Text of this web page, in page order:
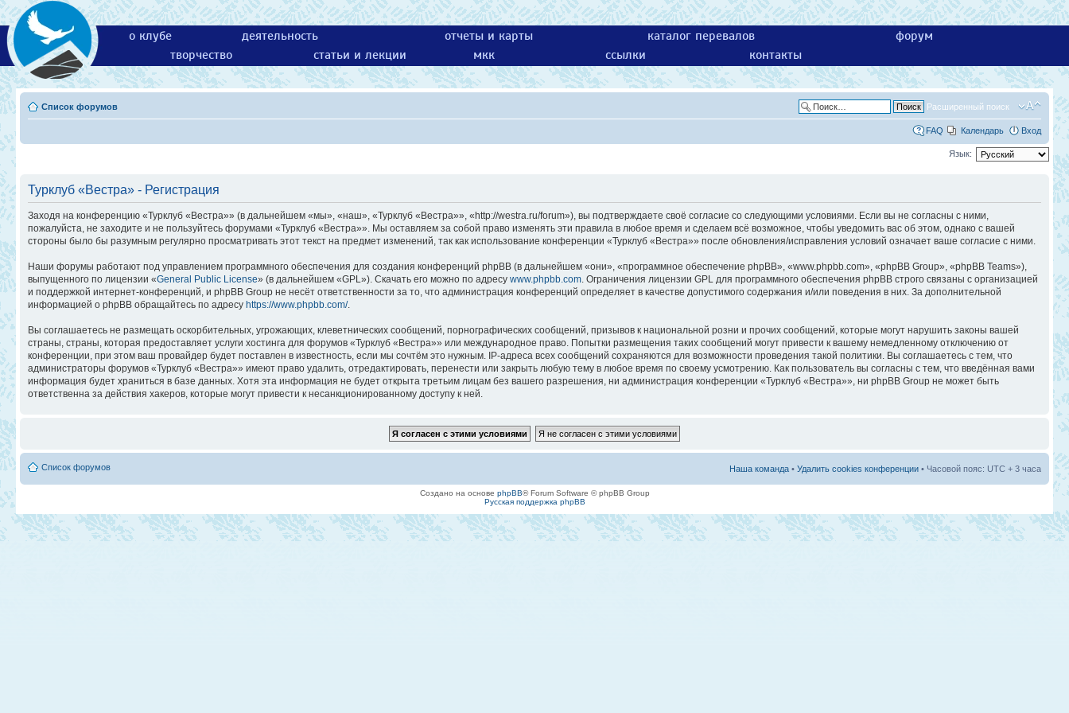
о клубе деятельность отчеты и карты каталог перевалов
форум
творчество
статьи и лекции мкк ссылки контакты
Список форумов Расширенный поиск
FAQ Календарь Вход
Язык:
Турклуб «Вестра» - Регистрация
Заходя на конференцию «Турклуб «Вестра»» (в дальнейшем «мы», «наш», «Турклуб «Вестра»», «http://westra.ru/forum»), вы подтверждаете своё согласие со следующими условиями. Если вы не согласны с ними,
пожалуйста, не заходите и не пользуйтесь форумами «Турклуб «Вестра»». Мы оставляем за собой право изменять эти правила в любое время и сделаем всё возможное, чтобы уведомить вас об этом, однако с вашей
стороны было бы разумным регулярно просматривать этот текст на предмет изменений, так как использование конференции «Турклуб «Вестра»» после обновления/исправления условий означает ваше согласие с ними.
Наши форумы работают под управлением программного обеспечения для создания конференций phpBB (в дальнейшем «они», «программное обеспечение phpBB», «www.phpbb.com», «phpBB Group», «phpBB Teams»),
выпущенного по лицензии «General Public License» (в дальнейшем «GPL»). Скачать его можно по адресу www.phpbb.com. Ограничения лицензии GPL для программного обеспечения phpBB строго связаны с организацией
и поддержкой интернет-конференций, и phpBB Group не несёт ответственности за то, что администрация конференций определяет в качестве допустимого содержания и/или поведения в них. За дополнительной
информацией о phpBB обращайтесь по адресу https://www.phpbb.com/.
Вы соглашаетесь не размещать оскорбительных, угрожающих, клеветнических сообщений, порнографических сообщений, призывов к национальной розни и прочих сообщений, которые могут нарушить законы вашей
страны, страны, которая предоставляет услуги хостинга для форумов «Турклуб «Вестра»» или международное право. Попытки размещения таких сообщений могут привести к вашему немедленному отключению от
конференции, при этом ваш провайдер будет поставлен в известность, если мы сочтём это нужным. IP-адреса всех сообщений сохраняются для возможности проведения такой политики. Вы соглашаетесь с тем, что
администраторы форумов «Турклуб «Вестра»» имеют право удалить, отредактировать, перенести или закрыть любую тему в любое время по своему усмотрению. Как пользователь вы согласны с тем, что введённая вами
информация будет храниться в базе данных. Хотя эта информация не будет открыта третьим лицам без вашего разрешения, ни администрация конференции «Турклуб «Вестра»», ни phpBB Group не может быть
ответственна за действия хакеров, которые могут привести к несанкционированному доступу к ней.
Список форумов Наша команда • Удалить cookies конференции • Часовой пояс: UTC + 3 часа
Создано на основе phpBB® Forum Software © phpBB Group
Русская поддержка phpBB